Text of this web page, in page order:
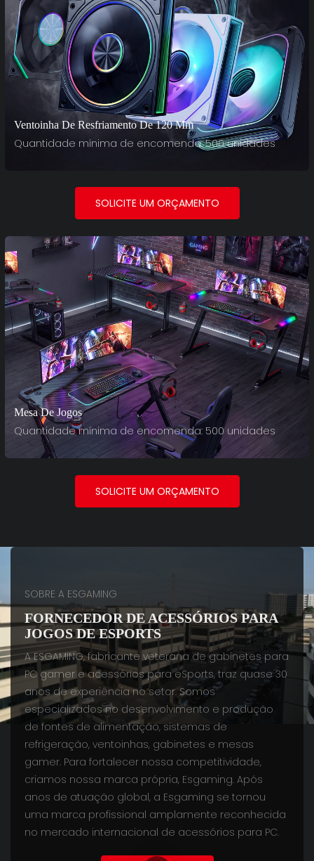
Ventoinha De Resfriamento De 120 Mm
Quantidade mínima de encomenda: 500 unidades
SOLICITE UM ORÇAMENTO
Mesa De Jogos
Quantidade mínima de encomenda: 500 unidades
SOLICITE UM ORÇAMENTO
SOBRE A ESGAMING
FORNECEDOR DE ACESSÓRIOS PARA
JOGOS DE ESPORTS
A ESGAMING, fabricante veterana de gabinetes para
PC gamer e acessórios para eSports, traz quase 30
anos de experiência no setor. Somos
especializados no desenvolvimento e produção
de fontes de alimentação, sistemas de
refrigeração, ventoinhas, gabinetes e mesas
gamer. Para fortalecer nossa competitividade,
criamos nossa marca própria, Esgaming. Após
anos de atuação global, a Esgaming se tornou
uma marca profissional amplamente reconhecida
no mercado internacional de acessórios para PC.